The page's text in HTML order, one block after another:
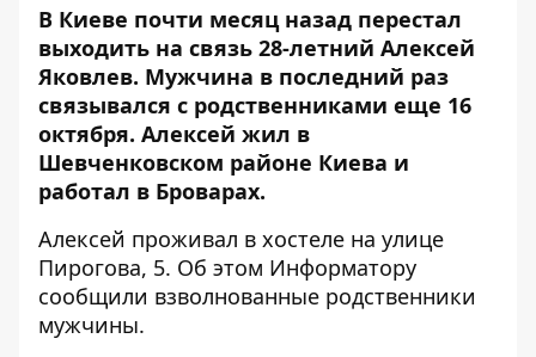
В Киеве почти месяц назад перестал
выходить на связь 28-летний Алексей
Яковлев. Мужчина в последний раз
связывался с родственниками еще 16
октября. Алексей жил в
Шевченковском районе Киева и
работал в Броварах.
Алексей проживал в хостеле на улице
Пирогова, 5. Об этом Информатору
сообщили взволнованные родственники
мужчины.